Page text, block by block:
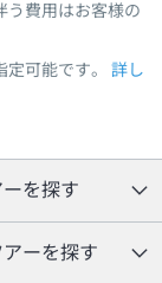
う費用はお客様の
可能です。
詳し
を探す
ーを探す